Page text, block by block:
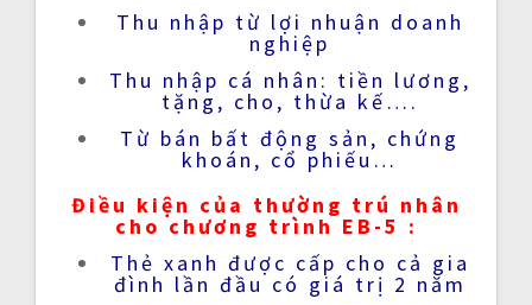
Thu nhập từ lợi nhuận doanh
nghiệp
Thu nhập cá nhân: tiền lương,
tặng, cho, thừa kế….
Từ bán bất động sản, chứng
khoán, cổ phiếu…
Điều kiện của thường trú nhân
chochương trình EB-5 :
Thẻ xanh được cấp cho cả gia
đình lần đầu có giá trị 2 năm